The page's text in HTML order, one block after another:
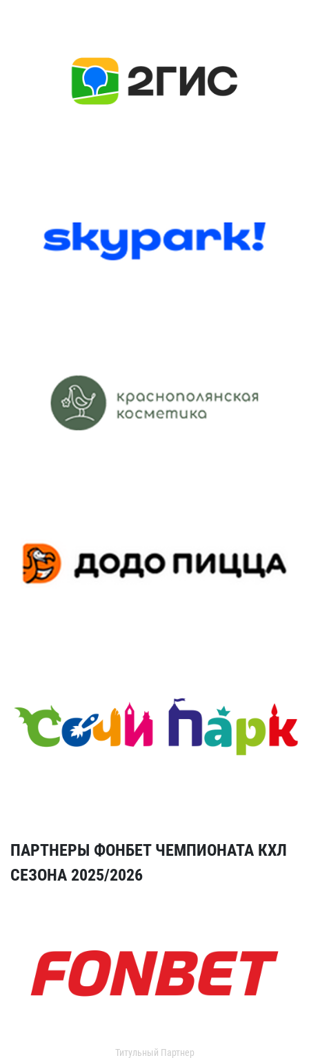
ПАРТНЕРЫ ФОНБЕТ ЧЕМПИОНАТА КХЛ
СЕЗОНА 2025/2026
Титульный Партнер